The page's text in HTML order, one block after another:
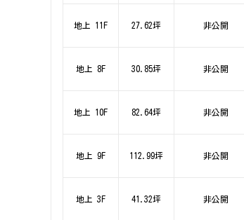
地上 11F 27.62坪 非公開
地上 8F 30.85坪 非公開
地上 10F 82.64坪 非公開
地上 9F 112.99坪 非公開
地上 3F 41.32坪 非公開